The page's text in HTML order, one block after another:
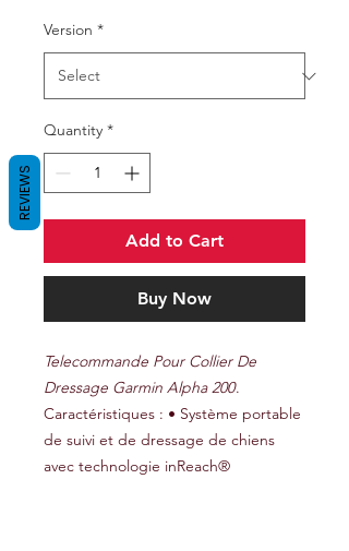
Version *
Quantity *
Add to Cart
Buy Now
Telecommande Pour Collier De
Dressage Garmin Alpha 200.
Caractéristiques : • Système portable
de suivi et de dressage de chiens
avec technologie inReach®
REVIEWS